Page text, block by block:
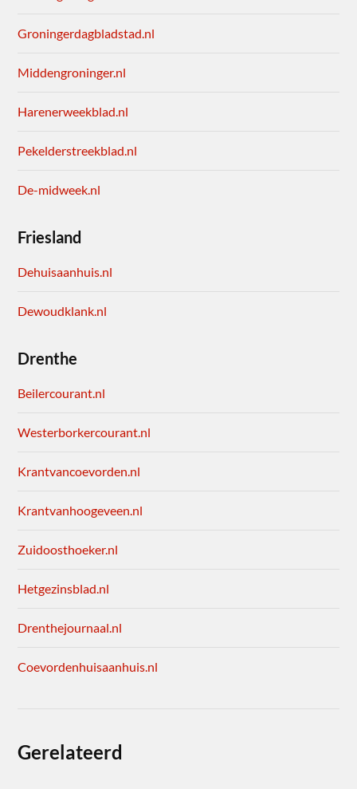
Groningerdagbladstad.nl
Middengroninger.nl
Harenerweekblad.nl
Pekelderstreekblad.nl
De-midweek.nl
Friesland
Dehuisaanhuis.nl
Dewoudklank.nl
Drenthe
Beilercourant.nl
Westerborkercourant.nl
Krantvancoevorden.nl
Krantvanhoogeveen.nl
Zuidoosthoeker.nl
Hetgezinsblad.nl
Drenthejournaal.nl
Coevordenhuisaanhuis.nl
Gerelateerd